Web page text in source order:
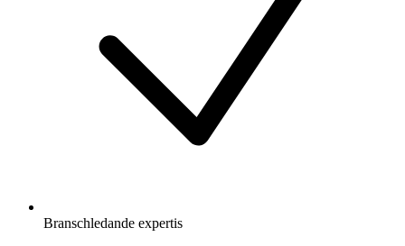
Branschledande expertis